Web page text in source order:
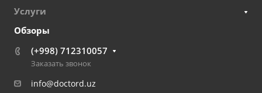
Услуги
Обзоры
(+998) 712310057
Заказать звонок
info@doctord.uz